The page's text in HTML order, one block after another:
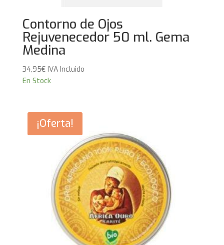
Contorno de Ojos
Rejuvenecedor 50 ml. Gema
Medina
34,95€ IVA Incluido
En Stock
¡Oferta!